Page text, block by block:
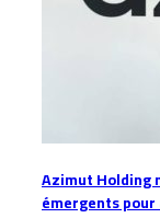
Azimut Holding
émergents